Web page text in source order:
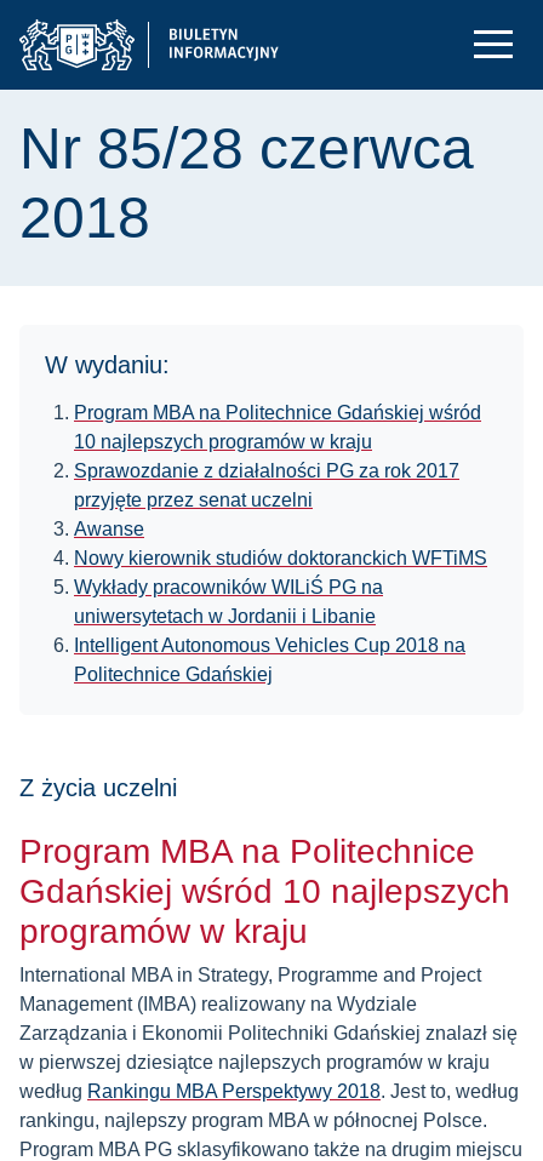
Nr 85/28 czerwca
2018
W wydaniu:
Program MBA na Politechnice Gdańskiej wśród
10 najlepszych programów w kraju
Sprawozdanie z działalności PG za rok 2017
przyjęte przez senat uczelni
Awanse
Nowy kierownik studiów doktoranckich WFTiMS
Wykłady pracowników WILiŚ PG na
uniwersytetach w Jordanii i Libanie
Intelligent Autonomous Vehicles Cup 2018 na
Politechnice Gdańskiej
Z życia uczelni
Program MBA na Politechnice
Gdańskiej wśród 10 najlepszych
programów w kraju
International MBA in Strategy, Programme and Project
Management (IMBA) realizowany na Wydziale
Zarządzania i Ekonomii Politechniki Gdańskiej znalazł się
w pierwszej dziesiątce najlepszych programów w kraju
według Rankingu MBA Perspektywy 2018. Jest to, według
rankingu, najlepszy program MBA w północnej Polsce.
Program MBA PG sklasyfikowano także na drugim miejscu